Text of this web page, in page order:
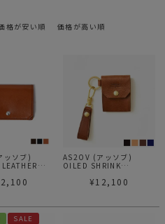
格が安い順 価格が高い順
ッソブ)
CASE /
AS2OV (アッソブ)
OILED SHRINK
コインケース
¥12,100
SALE